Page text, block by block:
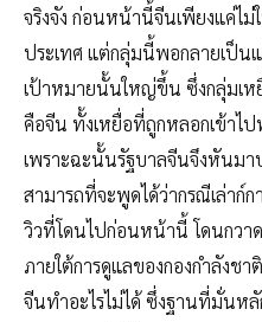
จริงจัง ก่อนหน้านี้จีนเพียงแค่ไ
ประเทศ แต่กลุ่มนี้พอกลายเป็น
เป้าหมายนั้นใหญ่ขึ้น ซึ่งกลุ่มเห
คือจีน ทั้งเหยื่อที่ถูกหลอกเข้าไ
เพราะฉะนั้นรัฐบาลจีนจึงหันม
สามารถที่จะพูดได้ว่ากรณีเล่าก์
วิวที่โดนไปก่อนหน้านี้ โดนกวา
ภายใต้การดูแลของกองกำลังช
จีนทำอะไรไม่ได้ ซึ่งฐานที่มั่นห